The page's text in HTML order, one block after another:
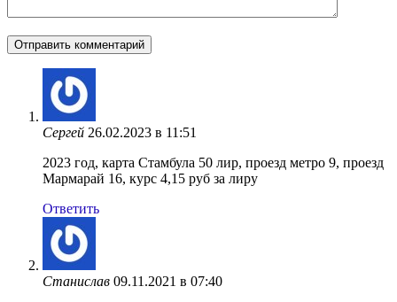
Сергей 26.02.2023 в 11:51
2023 год, карта Стамбула 50 лир, проезд метро 9, проезд
Мармарай 16, курс 4,15 руб за лиру
Ответить
Станислав 09.11.2021 в 07:40